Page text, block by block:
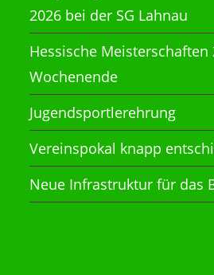
2026 bei der SG Lahnau
Hessische Meisterschaften
Wochenende
Jugendsportlerehrung
Vereinspokal knapp
Neue Infrastruktur für das